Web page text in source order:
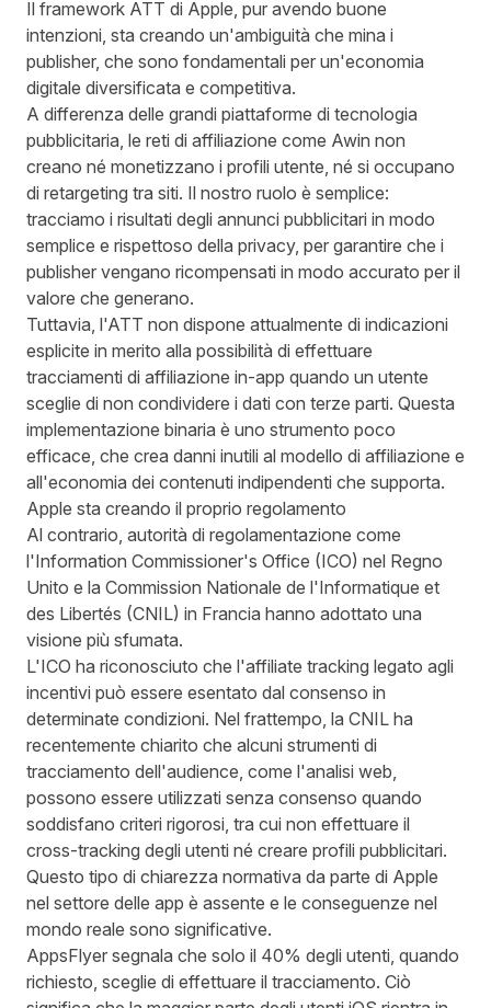
Il framework ATT di Apple, pur avendo buone
intenzioni, sta creando un'ambiguità che mina i
publisher, che sono fondamentali per un'economia
digitale diversificata e competitiva.
A differenza delle grandi piattaforme di tecnologia
pubblicitaria, le reti di affiliazione come Awin non
creano né monetizzano i profili utente, né si occupano
di retargeting tra siti. Il nostro ruolo è semplice:
tracciamo i risultati degli annunci pubblicitari in modo
semplice e rispettoso della privacy, per garantire che i
publisher vengano ricompensati in modo accurato per il
valore che generano.
Tuttavia, l'ATT non dispone attualmente di indicazioni
esplicite in merito alla possibilità di effettuare
tracciamenti di affiliazione in-app quando un utente
sceglie di non condividere i dati con terze parti. Questa
implementazione binaria è uno strumento poco
efficace, che crea danni inutili al modello di affiliazione e
all'economia dei contenuti indipendenti che supporta.
Apple sta creando il proprio regolamento
Al contrario, autorità di regolamentazione come
l'Information Commissioner's Office (ICO) nel Regno
Unito e la Commission Nationale de l'Informatique et
des Libertés (CNIL) in Francia hanno adottato una
visione più sfumata.
L'ICO ha riconosciuto che l'affiliate tracking legato agli
incentivi può essere esentato dal consenso in
determinate condizioni. Nel frattempo, la CNIL ha
recentemente chiarito che alcuni strumenti di
tracciamento dell'audience, come l'analisi web,
possono essere utilizzati senza consenso quando
soddisfano criteri rigorosi, tra cui non effettuare il
cross-tracking degli utenti né creare profili pubblicitari.
Questo tipo di chiarezza normativa da parte di Apple
nel settore delle app è assente e le conseguenze nel
mondo reale sono significative.
AppsFlyer segnala che solo il 40% degli utenti, quando
richiesto, sceglie di effettuare il tracciamento. Ciò